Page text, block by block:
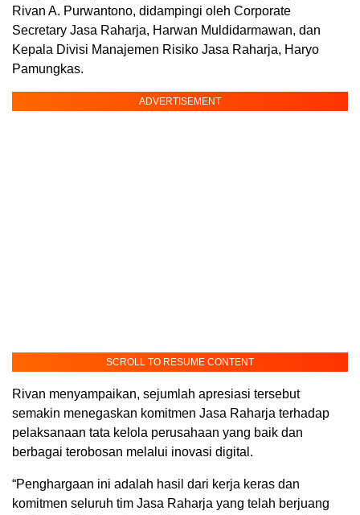
Rivan A. Purwantono, didampingi oleh Corporate
Secretary Jasa Raharja, Harwan Muldidarmawan, dan
Kepala Divisi Manajemen Risiko Jasa Raharja, Haryo
Pamungkas.
ADVERTISEMENT
SCROLL TO RESUME CONTENT
Rivan menyampaikan, sejumlah apresiasi tersebut
semakin menegaskan komitmen Jasa Raharja terhadap
pelaksanaan tata kelola perusahaan yang baik dan
berbagai terobosan melalui inovasi digital.
“Penghargaan ini adalah hasil dari kerja keras dan
komitmen seluruh tim Jasa Raharja yang telah berjuang